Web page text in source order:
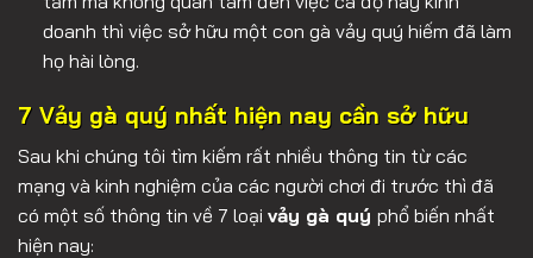
doanh thì việc sở hữu một con gà vảy quý hiếm đã làm
họ hài lòng.
7 Vảy gà quý nhất hiện nay cần sở hữu
Sau khi chúng tôi tìm kiếm rất nhiều thông tin từ các
mạng và kinh nghiệm của các người chơi đi trước thì đã
có một số thông tin về 7 loại vảy gà quý phổ biến nhất
hiện nay: